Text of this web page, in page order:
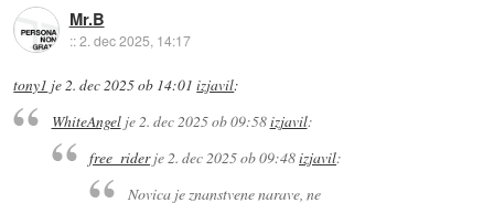
Mr.B
::2. dec 2025, 14:17
tony1 je2. dec 2025 ob 14:01 izjavil:
WhiteAngelje2. dec 2025 ob 09:58izjavil:
free_riderje2. dec 2025 ob 09:48izjavil:
Novica je znanstvene narave, ne